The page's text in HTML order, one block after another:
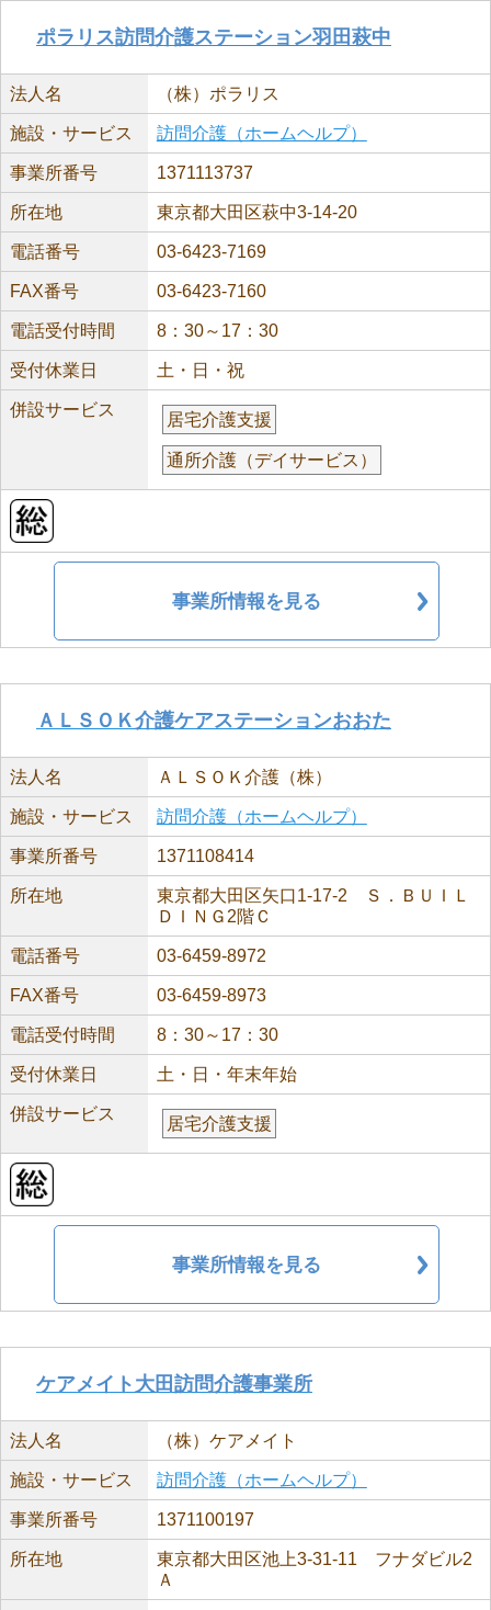
ポラリス訪問介護ステーション羽田萩中
法人名 （株）ポラリス
施設・サービス 訪問介護（ホームヘルプ）
事業所番号 1371113737
所在地 東京都大田区萩中3-14-20
電話番号 03-6423-7169
FAX番号 03-6423-7160
電話受付時間 8：30～17：30
受付休業日 土・日・祝
併設サービス
居宅介護支援
通所介護（デイサービス）
事業所情報を見る
ＡＬＳＯＫ介護ケアステーションおおた
法人名 ＡＬＳＯＫ介護（株）
施設・サービス 訪問介護（ホームヘルプ）
事業所番号 1371108414
所在地
東京都大田区矢口1-17-2 Ｓ．ＢＵＩＬ
ＤＩＮＧ2階Ｃ
電話番号 03-6459-8972
FAX番号 03-6459-8973
電話受付時間 8：30～17：30
受付休業日 土・日・年末年始
併設サービス
居宅介護支援
事業所情報を見る
ケアメイト大田訪問介護事業所
法人名 （株）ケアメイト
施設・サービス 訪問介護（ホームヘルプ）
事業所番号 1371100197
所在地
東京都大田区池上3-31-11 フナダビル2
Ａ